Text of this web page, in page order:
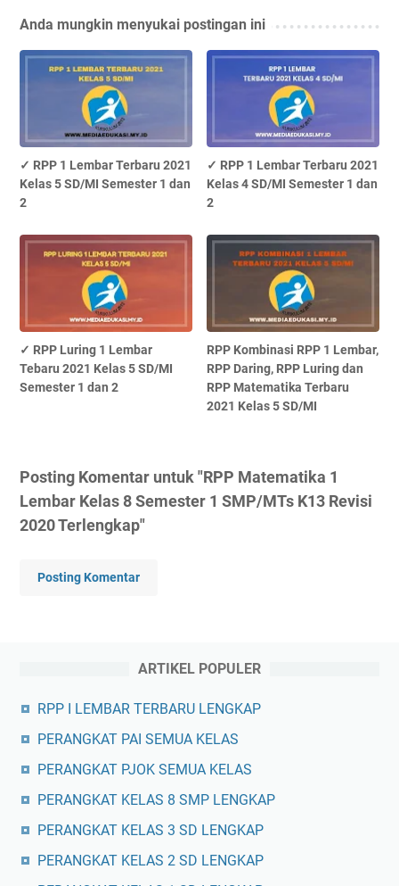
Anda mungkin menyukai postingan ini
✓ RPP 1 Lembar Terbaru 2021
Kelas 5 SD/MI Semester 1 dan
2
✓ RPP 1 Lembar Terbaru 2021
Kelas 4 SD/MI Semester 1 dan
2
✓ RPP Luring 1 Lembar
Tebaru 2021 Kelas 5 SD/MI
Semester 1 dan 2
RPP Kombinasi RPP 1 Lembar,
RPP Daring, RPP Luring dan
RPP Matematika Terbaru
2021 Kelas 5 SD/MI
Posting Komentar untuk "RPP Matematika 1
Lembar Kelas 8 Semester 1 SMP/MTs K13 Revisi
2020 Terlengkap"
Posting Komentar
ARTIKEL POPULER
RPP I LEMBAR TERBARU LENGKAP
PERANGKAT PAI SEMUA KELAS
PERANGKAT PJOK SEMUA KELAS
PERANGKAT KELAS 8 SMP LENGKAP
PERANGKAT KELAS 3 SD LENGKAP
PERANGKAT KELAS 2 SD LENGKAP